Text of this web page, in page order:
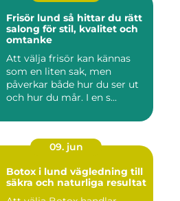
Frisör lund så hittar du rätt
salong för stil, kvalitet och
omtanke
Att välja frisör kan kännas
som en liten sak, men
påverkar både hur du ser ut
och hur du mår. I en s...
09. jun
Botox i lund vägledning till
säkra och naturliga resultat